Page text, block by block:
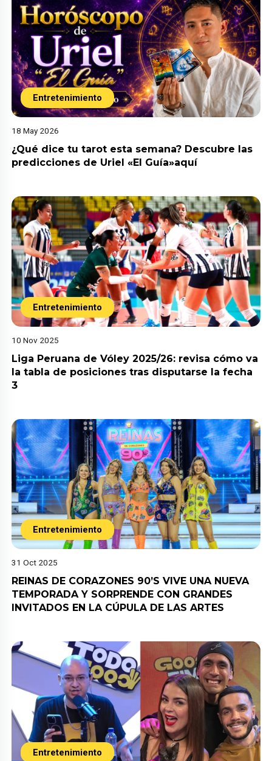
Entretenimiento
18 May 2026
¿Qué dice tu tarot esta semana? Descubre las
predicciones de Uriel «El Guía»aquí
Entretenimiento
10 Nov 2025
Liga Peruana de Vóley 2025/26: revisa cómo va
la tabla de posiciones tras disputarse la fecha
3
Entretenimiento
31 Oct 2025
REINAS DE CORAZONES 90’S VIVE UNA NUEVA
TEMPORADA Y SORPRENDE CON GRANDES
INVITADOS EN LA CÚPULA DE LAS ARTES
Entretenimiento